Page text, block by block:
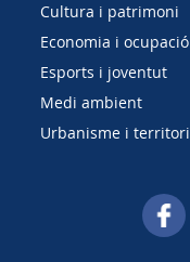
Cultura i patrimoni
Economia i ocupació
Esports i joventut
Medi ambient
Urbanisme i territori